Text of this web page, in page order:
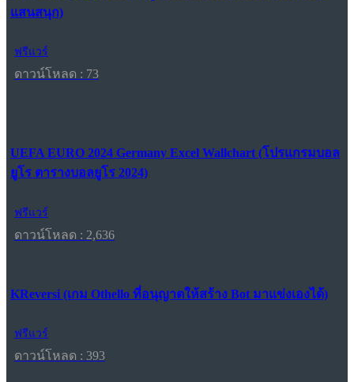
แสนสนุก)
ฟรีแวร์
ดาวน์โหลด : 73
UEFA EURO 2024 Germany Excel Wallchart (โปรแกรมบอล
ยูโร ตารางบอลยูโร 2024)
ฟรีแวร์
ดาวน์โหลด : 2,636
KReversi (เกม Othello ที่อนุญาตให้สร้าง Bot มาแข่งเองได้)
ฟรีแวร์
ดาวน์โหลด : 393